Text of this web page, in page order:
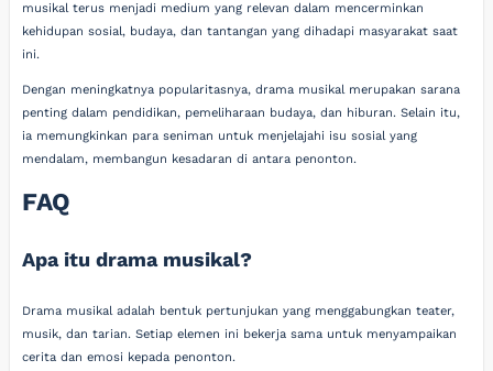
musikal terus menjadi medium yang relevan dalam mencerminkan
kehidupan sosial, budaya, dan tantangan yang dihadapi masyarakat saat
ini.
Dengan meningkatnya popularitasnya, drama musikal merupakan sarana
penting dalam pendidikan, pemeliharaan budaya, dan hiburan. Selain itu,
ia memungkinkan para seniman untuk menjelajahi isu sosial yang
mendalam, membangun kesadaran di antara penonton.
FAQ
Apa itu drama musikal?
Drama musikal adalah bentuk pertunjukan yang menggabungkan teater,
musik, dan tarian. Setiap elemen ini bekerja sama untuk menyampaikan
cerita dan emosi kepada penonton.